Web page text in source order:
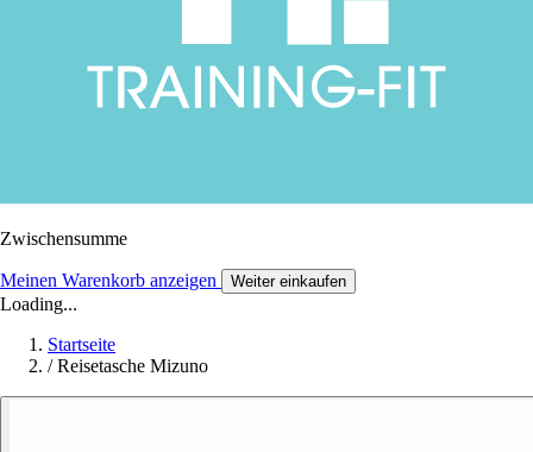
Zwischensumme
Meinen Warenkorb anzeigen Weiter einkaufen
Loading...
Startseite
/ Reisetasche Mizuno